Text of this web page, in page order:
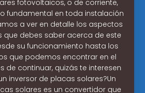
fotovoltaicos, o de corriente,
fundamental en toda instalación
a ver en detalle los aspectos
que debes saber acerca de este
su funcionamiento hasta los
que podemos encontrar en el
de continuar, quizás te interesen
inversor de placas solares?Un
solares es un convertidor que